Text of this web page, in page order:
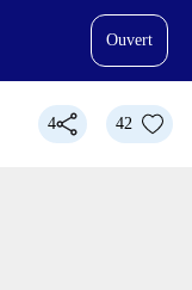
Ouvert
4 42